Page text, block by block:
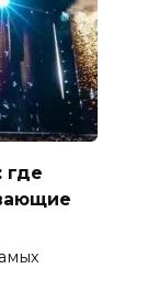
где